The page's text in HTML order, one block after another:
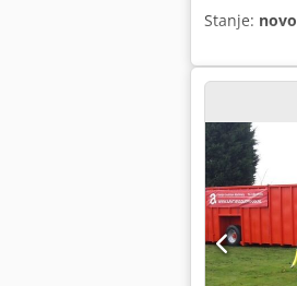
Stanje: novo